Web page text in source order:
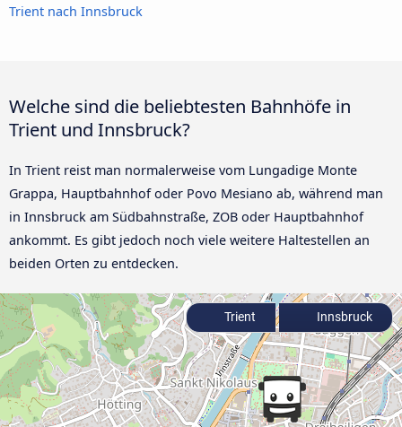
Trient nach Innsbruck
Welche sind die beliebtesten Bahnhöfe in
Trient und Innsbruck?
In Trient reist man normalerweise vom Lungadige Monte
Grappa, Hauptbahnhof oder Povo Mesiano ab, während man
in Innsbruck am Südbahnstraße, ZOB oder Hauptbahnhof
ankommt. Es gibt jedoch noch viele weitere Haltestellen an
beiden Orten zu entdecken.
Trient Innsbruck